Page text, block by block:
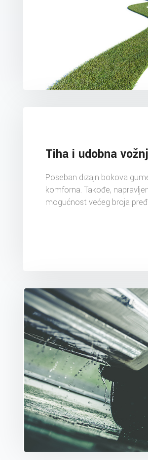
Tiha i udobna
Poseban dizajn bokova
komforna. Takođe,
mogućnost većeg broja